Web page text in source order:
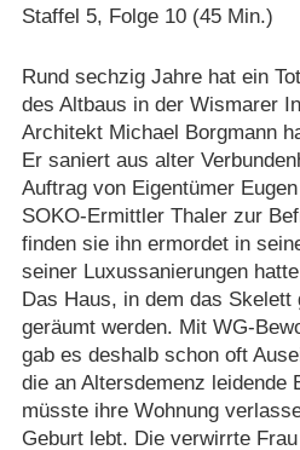
Staffel 5, Folge 10 (45 Min.)
Rund sechzig Jahre hat ein
des Altbaus in der Wismarer
Architekt Michael Borgmann
Er saniert aus alter
Auftrag von Eigentümer
SOKO-Ermittler Thaler zur
finden sie ihn ermordet in
seiner Luxussanierungen
Das Haus, in dem das Skelett
geräumt werden. Mit WG-
gab es deshalb schon oft
die an Altersdemenz leidende
müsste ihre Wohnung
Geburt lebt. Die verwirrte